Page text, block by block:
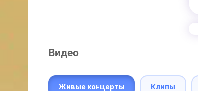
Видео
Живые концерты Клипы